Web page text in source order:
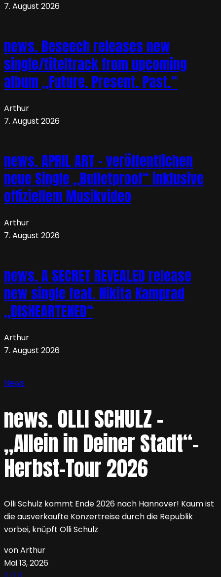
7. August 2026
news. Beseech releases new
single/titeltrack from upcoming
album „Future. Present. Past.“
Arthur
7. August 2026
news. APRIL ART – veröffentlichen
neue Single „Bulletproof“ inklusive
offiziellem Musikvideo
Arthur
7. August 2026
news. A SECRET REVEALED release
new single feat. Nikita Kamprad
„DISHEARTENED“
Arthur
7. August 2026
News
news. OLLI SCHULZ –
„Allein in Deiner Stadt“-
Herbst-Tour 2026
Olli Schulz kommt Ende 2026 nach Hannover! Kaum ist
die ausverkaufte Konzertreise durch die Republik
vorbei, knüpft Olli Schulz
von Arthur
Mai 13, 2026